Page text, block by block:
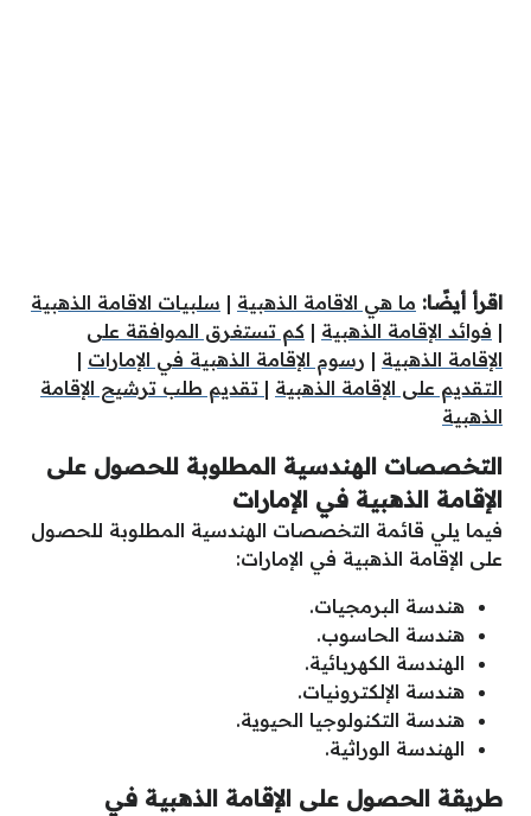
اقرأ أيضًا: ما هي الاقامة الذهبية | سلبيات الاقامة الذهبية
| فوائد الإقامة الذهبية | كم تستغرق الموافقة على
الإقامة الذهبية | رسوم الإقامة الذهبية في الإمارات |
التقديم على الإقامة الذهبية | تقديم طلب ترشيح الإقامة
الذهبية
التخصصات الهندسية المطلوبة للحصول على
الإقامة الذهبية في الإمارات
فيما يلي قائمة التخصصات الهندسية المطلوبة للحصول
على الإقامة الذهبية في الإمارات:
هندسة البرمجيات.
هندسة الحاسوب.
الهندسة الكهربائية.
هندسة الإلكترونيات.
هندسة التكنولوجيا الحيوية.
الهندسة الوراثية.
طريقة الحصول على الإقامة الذهبية في